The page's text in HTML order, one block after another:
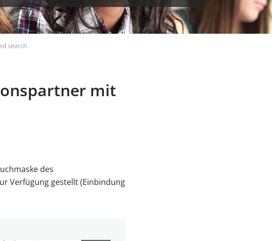
search
mit
des
Verfügung gestellt (Einbindung